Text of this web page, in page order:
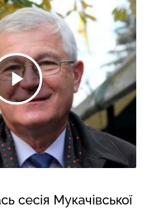
сесія Мукачівської